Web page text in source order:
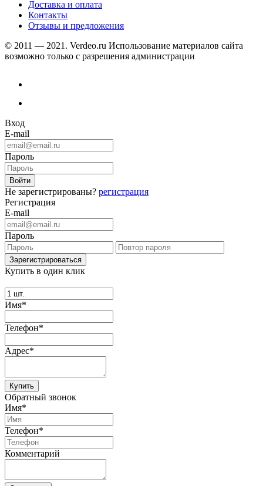
Доставка и оплата
Контакты
Отзывы и предложения
© 2011 — 2021. Verdeo.ru Использование материалов сайта
возможно только с разрешения администрации
Вход
E-mail
Пароль
Не зарегистрированы? регистрация
Регистрация
E-mail
Пароль
Купить в один клик
Имя*
Телефон*
Адрес*
Купить
Обратный звонок
Имя*
Телефон*
Комментарий